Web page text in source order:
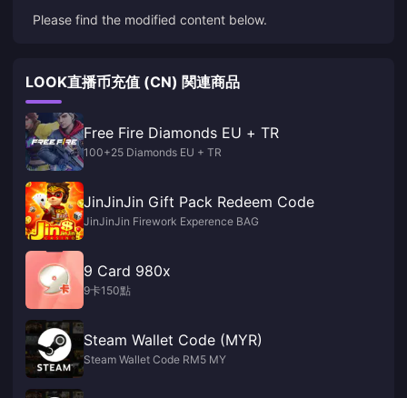
Please find the modified content below.
LOOK直播币充值 (CN) 関連商品
Free Fire Diamonds EU + TR
100+25 Diamonds EU + TR
JinJinJin Gift Pack Redeem Code
JinJinJin Firework Experence BAG
9 Card 980x
9卡150點
Steam Wallet Code (MYR)
Steam Wallet Code RM5 MY